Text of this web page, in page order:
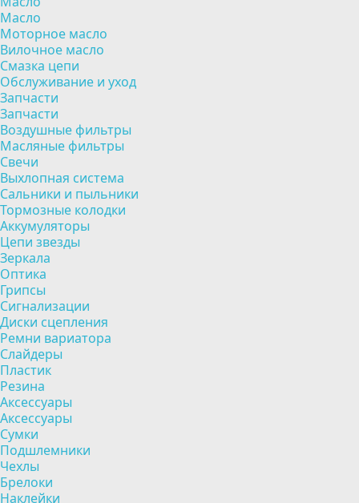
Масло
Моторное масло
Вилочное масло
Смазка цепи
Обслуживание и уход
Запчасти
Запчасти
Воздушные фильтры
Масляные фильтры
Свечи
Выхлопная система
Сальники и пыльники
Тормозные колодки
Аккумуляторы
Цепи звезды
Зеркала
Оптика
Грипсы
Сигнализации
Диски сцепления
Ремни вариатора
Слайдеры
Пластик
Резина
Аксессуары
Аксессуары
Сумки
Подшлемники
Чехлы
Брелоки
Наклейки